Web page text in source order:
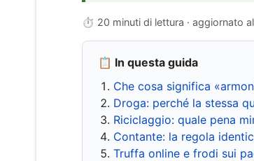
⏱ 20 minuti di lettura · aggiornato al
📋 In questa guida
Che cosa significa
Droga: perché la stessa
Riciclaggio: quale pena
Contante: la regola
Truffa online e frodi sui